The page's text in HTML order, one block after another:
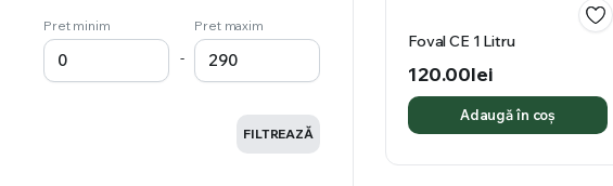
Foval CE 1 Litru
120.00lei
Adaugă în coș
Pret minim
-
Pret maxim
FILTREAZĂ